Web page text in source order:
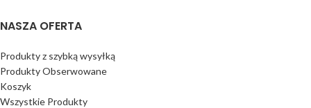
NASZA OFERTA
Produkty z szybką wysyłką
Produkty Obserwowane
Koszyk
Wszystkie Produkty